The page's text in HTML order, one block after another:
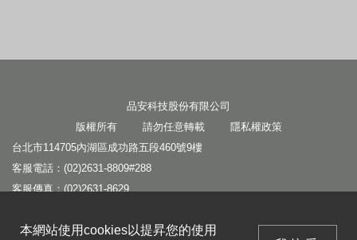
本網站使用cookies以提昇您的使用
品安科技股份有限公司
版權所有 請勿任意轉載 隱私權政策
台北市114705內湖區成功路五段460號9樓
客服電話：(02)2631-8809#288
客服傳真：(02)2631-8629
業務信箱：leo@panram.com.tw